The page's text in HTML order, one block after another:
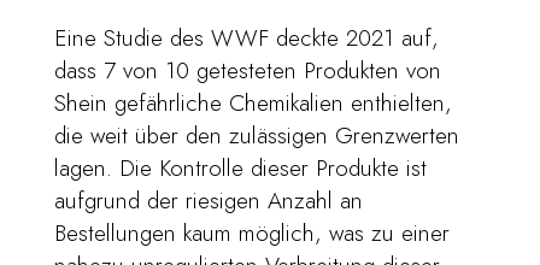
Eine Studie des WWF deckte 2021 auf,
dass 7 von 10 getesteten Produkten von
Shein gefährliche Chemikalien enthielten,
die weit über den zulässigen Grenzwerten
lagen. Die Kontrolle dieser Produkte ist
aufgrund der riesigen Anzahl an
Bestellungen kaum möglich, was zu einer